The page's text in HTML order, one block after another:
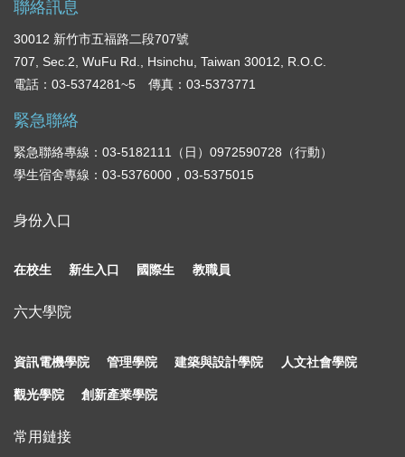
聯絡訊息
30012 新竹市五福路二段707號
707, Sec.2, WuFu Rd., Hsinchu, Taiwan 30012, R.O.C.
電話：03-5374281~5 傳真：03-5373771
緊急聯絡
緊急聯絡專線：03-5182111（日）0972590728（行動）
學生宿舍專線：03-5376000，03-5375015
身份入口
在校生 新生入口 國際生 教職員
六大學院
資訊電機學院 管理學院 建築與設計學院 人文社會學院
觀光學院 創新產業學院
常用鏈接